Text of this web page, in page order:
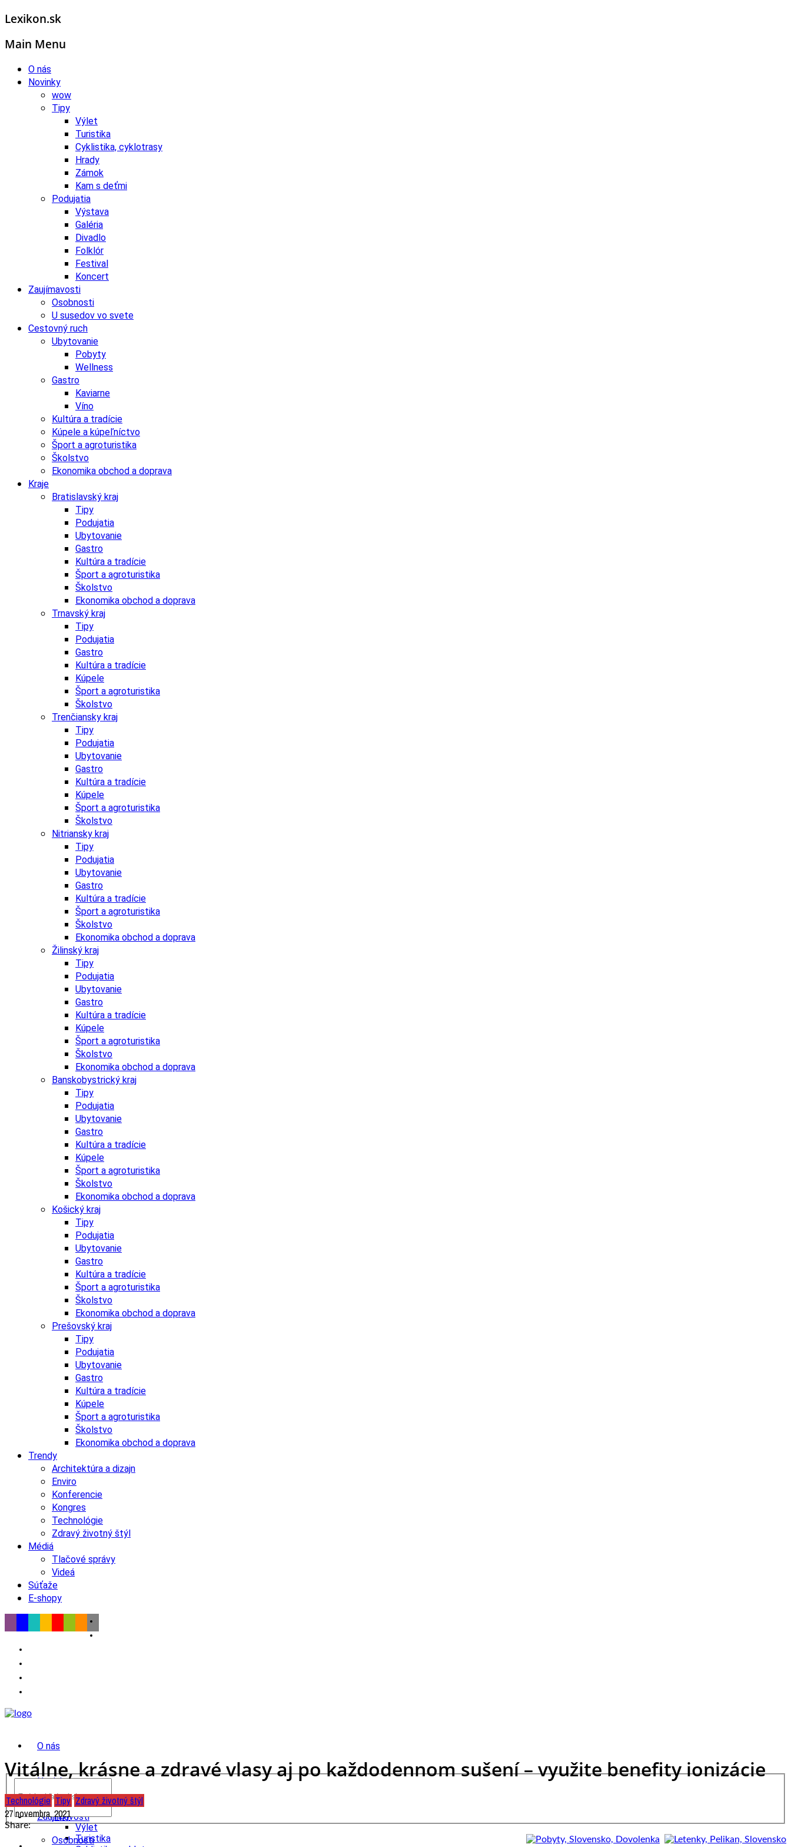
Lexikon.sk
Main Menu
O nás
Novinky
wow
Tipy
Výlet
Turistika
Cyklistika, cyklotrasy
Hrady
Zámok
Kam s deťmi
Podujatia
Výstava
Galéria
Divadlo
Folklór
Festival
Koncert
Zaujímavosti
Osobnosti
U susedov vo svete
Cestovný ruch
Ubytovanie
Pobyty
Wellness
Gastro
Kaviarne
Víno
Kultúra a tradície
Kúpele a kúpeľníctvo
Šport a agroturistika
Školstvo
Ekonomika obchod a doprava
Kraje
Bratislavský kraj
Tipy
Podujatia
Ubytovanie
Gastro
Kultúra a tradície
Šport a agroturistika
Školstvo
Ekonomika obchod a doprava
Trnavský kraj
Tipy
Podujatia
Gastro
Kultúra a tradície
Kúpele
Šport a agroturistika
Školstvo
Trenčiansky kraj
Tipy
Podujatia
Ubytovanie
Gastro
Kultúra a tradície
Kúpele
Šport a agroturistika
Školstvo
Nitriansky kraj
Tipy
Podujatia
Ubytovanie
Gastro
Kultúra a tradície
Šport a agroturistika
Školstvo
Ekonomika obchod a doprava
Žilinský kraj
Tipy
Podujatia
Ubytovanie
Gastro
Kultúra a tradície
Kúpele
Šport a agroturistika
Školstvo
Ekonomika obchod a doprava
Banskobystrický kraj
Tipy
Podujatia
Ubytovanie
Gastro
Kultúra a tradície
Kúpele
Šport a agroturistika
Školstvo
Ekonomika obchod a doprava
Košický kraj
Tipy
Podujatia
Ubytovanie
Gastro
Kultúra a tradície
Šport a agroturistika
Školstvo
Ekonomika obchod a doprava
Prešovský kraj
Tipy
Podujatia
Ubytovanie
Gastro
Kultúra a tradície
Kúpele
Šport a agroturistika
Školstvo
Ekonomika obchod a doprava
Trendy
Architektúra a dizajn
Enviro
Konferencie
Kongres
Technológie
Zdravý životný štýl
Médiá
Tlačové správy
Videá
Súťaže
E-shopy
O nás
Novinky
wow
Tipy
Výlet
Turistika
Zaujímavosti
Osobnosti
Vitálne, krásne a zdravé vlasy aj po každodennom sušení – využite benefity ionizácie
Technológie Tipy Zdravý životný štýl
27 novembra, 2021
Share: